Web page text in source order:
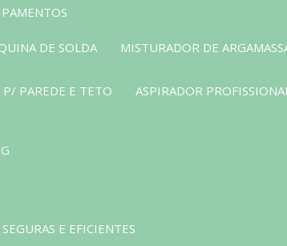
DE SOLDA MISTURADOR DE
P/ PAREDE E TETO ASPIRADOR
E EFICIENTES